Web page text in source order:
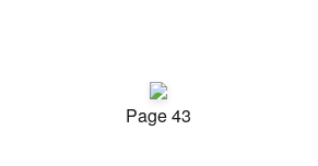
Page 43